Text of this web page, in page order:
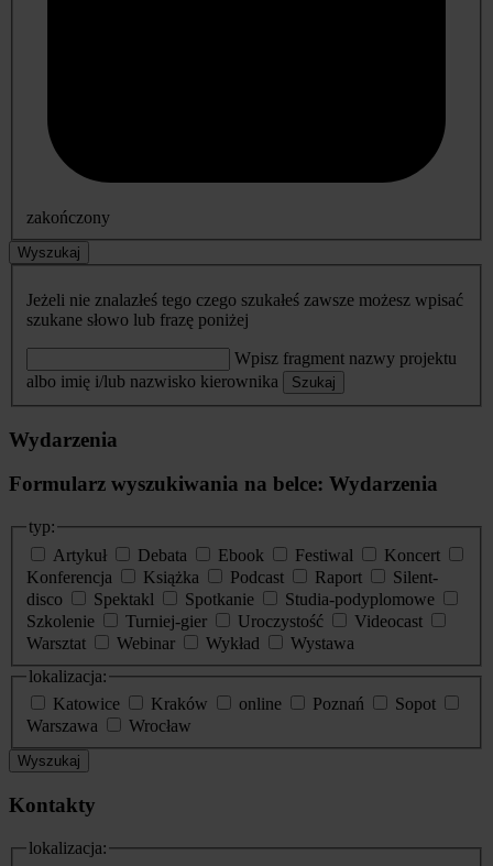
zakończony
Wyszukaj
Jeżeli nie znalazłeś tego czego szukałeś zawsze możesz wpisać
szukane słowo lub frazę poniżej
Wpisz fragment nazwy projektu
albo imię i/lub nazwisko kierownika
Szukaj
Wydarzenia
Formularz wyszukiwania na belce: Wydarzenia
typ:
Artykuł
Debata Ebook Festiwal
Koncert
Konferencja
Książka Podcast Raport
Silent-
disco
Spektakl Spotkanie
Studia-podyplomowe
Szkolenie
Turniej-gier Uroczystość
Videocast
Warsztat
Webinar Wykład
Wystawa
lokalizacja:
Katowice
Kraków online Poznań
Sopot
Warszawa
Wrocław
Wyszukaj
Kontakty
lokalizacja: